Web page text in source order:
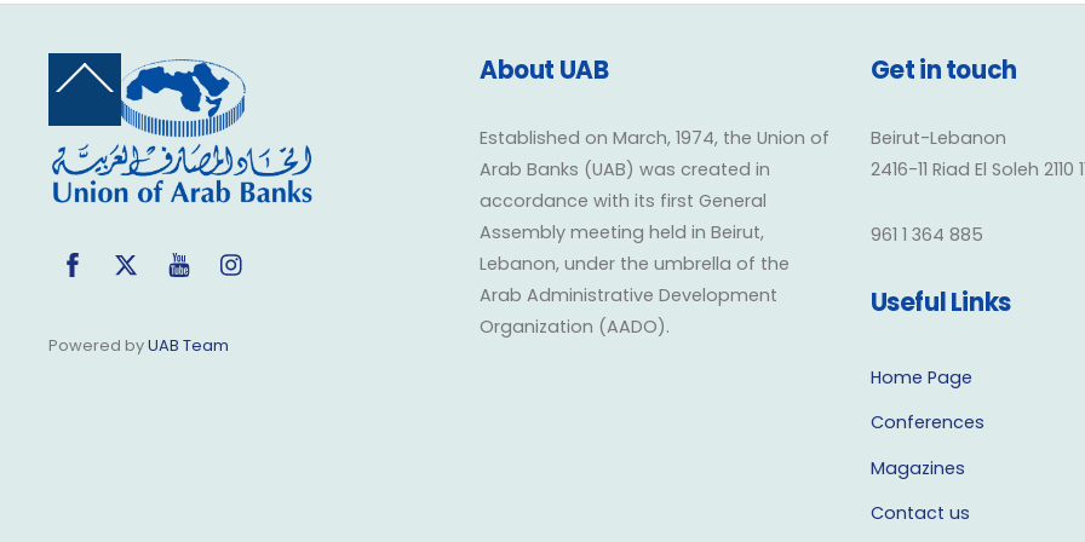
Back
Top
FacebookTwitter YouTube
Powered byUAB Team
About UAB
Established on March, 1974, the Union of
Arab Banks (UAB) was created in
accordance with its first General
Assembly meeting held in Beirut,
Lebanon, under the umbrella of the
Arab Administrative Development
Organization (AADO).
Get in touch
Beirut-Lebanon
2416-11 Riad El Soleh 2110
961 1 364 885
Useful Links
Home Page
Conferences
Magazines
Contact us